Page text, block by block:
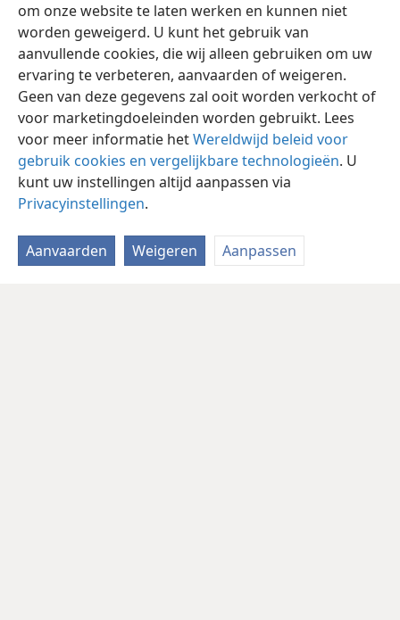
om onze website te laten werken en kunnen niet
worden geweigerd. U kunt het gebruik van
aanvullende cookies, die wij alleen gebruiken om uw
ervaring te verbeteren, aanvaarden of weigeren.
Geen van deze gegevens zal ooit worden verkocht of
voor marketingdoeleinden worden gebruikt. Lees
voor meer informatie hetWereldwijd beleid voor
gebruik cookies en vergelijkbare technologieën. U
kunt uw instellingen altijd aanpassen via
Privacyinstellingen.
Aanvaarden Weigeren Aanpassen